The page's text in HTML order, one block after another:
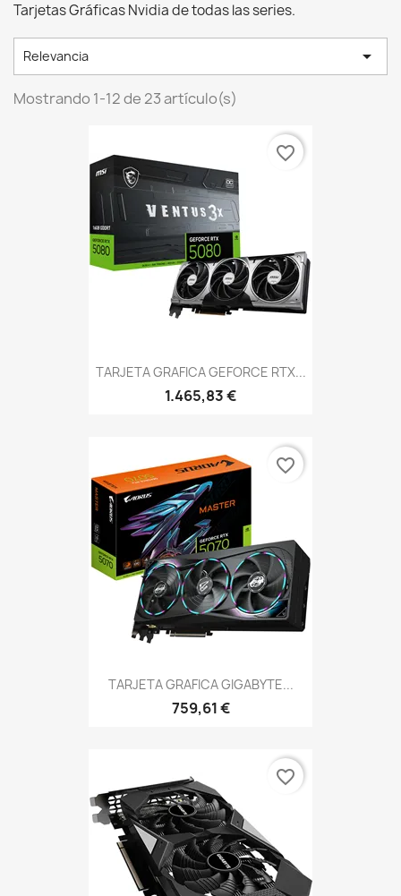
Tarjetas Gráficas Nvidia de todas las series.
Relevancia 
Mostrando 1-12 de 23 artículo(s)
TARJETA GRAFICA GEFORCE RTX...
1.465,83 €
favorite_border
TARJETA GRAFICA GIGABYTE...
759,61 €
favorite_border
favorite_border